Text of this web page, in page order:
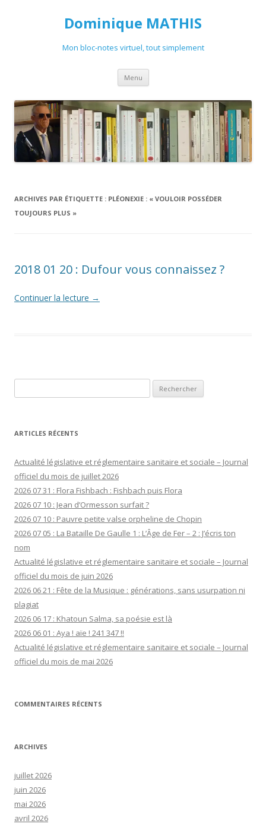
Dominique MATHIS
Mon bloc-notes virtuel, tout simplement
Menu Aller
contenu
ARCHIVES PAR ÉTIQUETTE : PLÉONEXIE : « VOULOIR POSSÉDER
TOUJOURS PLUS »
2018 01 20 : Dufour vous connaissez ?
Continuer la lecture →
ARTICLES RÉCENTS
Actualité législative et réglementaire sanitaire et sociale – Journal
officiel du mois de juillet 2026
2026 07 31 : Flora Fishbach : Fishbach puis Flora
2026 07 10 : Jean d’Ormesson surfait ?
2026 07 10 : Pauvre petite valse orpheline de Chopin
2026 07 05 : La Bataille De Gaulle 1 : L’Âge de Fer – 2 : J’écris ton
nom
Actualité législative et réglementaire sanitaire et sociale – Journal
officiel du mois de juin 2026
2026 06 21 : Fête de la Musique : générations, sans usurpation ni
plagiat
2026 06 17 : Khatoun Salma, sa poésie est là
2026 06 01 : Aya ! aïe ! 241 347 !!
Actualité législative et réglementaire sanitaire et sociale – Journal
officiel du mois de mai 2026
COMMENTAIRES RÉCENTS
ARCHIVES
juillet 2026
juin 2026
mai 2026
avril 2026